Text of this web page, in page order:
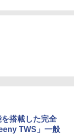
搭載した完全
TWS」一般